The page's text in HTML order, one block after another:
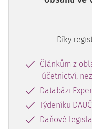
Díky
Článkům z
účetnictví,
Databázi
Týdeníku DAUČ
Daňové